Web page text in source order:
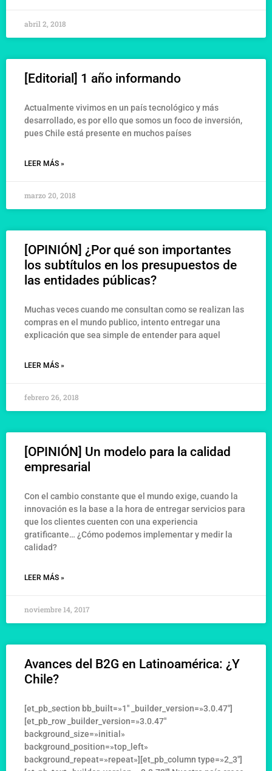
abril 2, 2018
[Editorial] 1 año informando
Actualmente vivimos en un país tecnológico y más
desarrollado, es por ello que somos un foco de inversión,
pues Chile está presente en muchos países
LEER MÁS »
marzo 20, 2018
[OPINIÓN] ¿Por qué son importantes
los subtítulos en los presupuestos de
las entidades públicas?
Muchas veces cuando me consultan como se realizan las
compras en el mundo publico, intento entregar una
explicación que sea simple de entender para aquel
LEER MÁS »
febrero 26, 2018
[OPINIÓN] Un modelo para la calidad
empresarial
Con el cambio constante que el mundo exige, cuando la
innovación es la base a la hora de entregar servicios para
que los clientes cuenten con una experiencia
gratificante… ¿Cómo podemos implementar y medir la
calidad?
LEER MÁS »
noviembre 14, 2017
Avances del B2G en Latinoamérica: ¿Y
Chile?
[et_pb_section bb_built=»1″ _builder_version=»3.0.47″]
[et_pb_row _builder_version=»3.0.47″
background_size=»initial»
background_position=»top_left»
background_repeat=»repeat»][et_pb_column type=»2_3″]